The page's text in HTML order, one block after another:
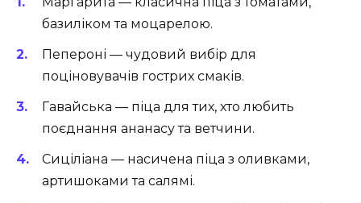
базиліком та моцарелою.
Пепероні — чудовий вибір для
поціновувачів гострих смаків.
Гавайська — піца для тих, хто любить
поєднання ананасу та ветчини.
Сиціліана — насичена піца з оливками,
артишоками та салямі.